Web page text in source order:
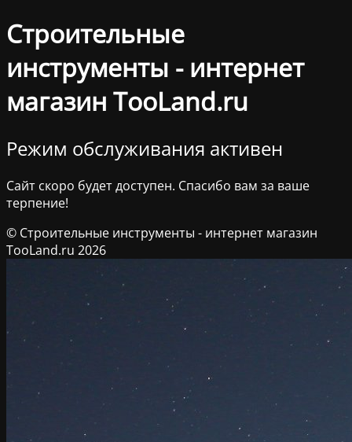
Строительные
инструменты - интернет
магазин TooLand.ru
Режим обслуживания активен
Сайт скоро будет доступен. Спасибо вам за ваше
терпение!
© Строительные инструменты - интернет магазин
TooLand.ru 2026